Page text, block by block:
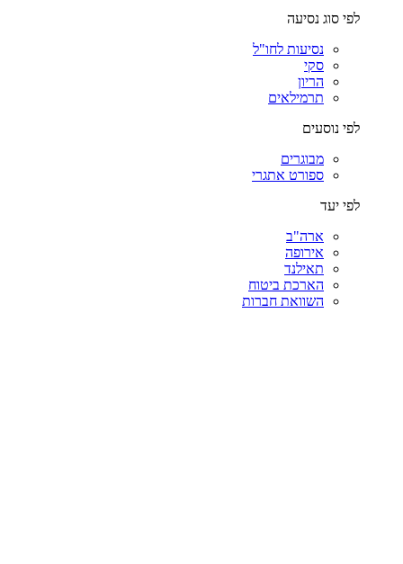
לפי סוג נסיעה
נסיעות לחו"ל
סקי
הריון
תרמילאים
לפי נוסעים
מבוגרים
ספורט אתגרי
לפי יעד
ארה"ב
אירופה
תאילנד
הארכת ביטוח
השוואת חברות